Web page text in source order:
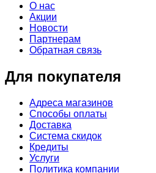
О нас
Акции
Новости
Партнерам
Обратная связь
Для покупателя
Адреса магазинов
Способы оплаты
Доставка
Система скидок
Кредиты
Услуги
Политика компании